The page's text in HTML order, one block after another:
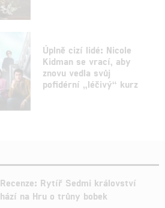
Úplně cizí lidé: Nicole
Kidman se vrací, aby
znovu vedla svůj
pofidérní „léčivý“ kurz
Recenze: Rytíř Sedmi království
hází na Hru o trůny bobek